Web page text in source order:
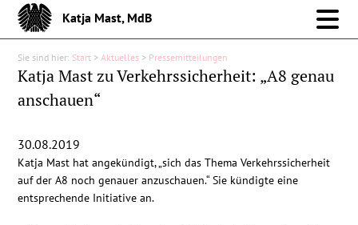
Katja Mast, MdB
Meine Arbeit im Bund
Meine Arbeit vor Ort
Über mich
Aktuelles
Sie sind hier: Start > Aktuelles > Pressemitteilungen
Katja Mast zu Verkehrssicherheit: „A8 genau
anschauen“
30.08.2019
Katja Mast hat angekündigt, „sich das Thema Verkehrssicherheit
auf der A8 noch genauer anzuschauen.“ Sie kündigte eine
entsprechende Initiative an.